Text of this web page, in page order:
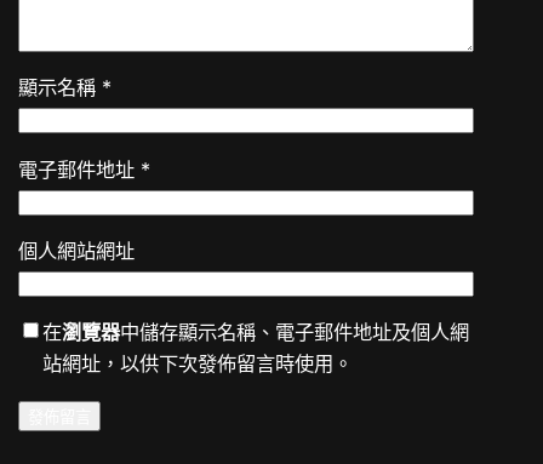
顯示名稱 *
電子郵件地址 *
個人網站網址
在瀏覽器中儲存顯示名稱、電子郵件地址及個人網
站網址，以供下次發佈留言時使用。